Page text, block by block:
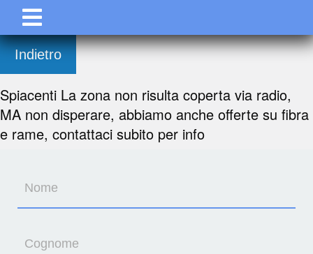
Indietro
Spiacenti La zona non risulta coperta via radio,
MA non disperare, abbiamo anche offerte su fibra
e rame, contattaci subito per info
Nome
Cognome